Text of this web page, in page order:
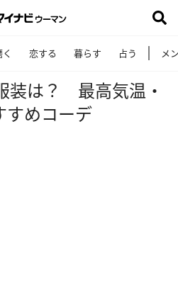
恋する 暮らす 占う メ
装は？ 最高気温・
すめコーデ